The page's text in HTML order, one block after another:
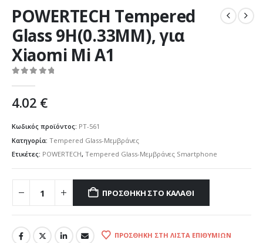
POWERTECH Tempered
Glass 9H(0.33MM), για
Xiaomi Mi A1
4.02 €
Κωδικός προϊόντος: PT-561
Κατηγορία: Tempered Glass-Μεμβράνες
Ετικέτες: POWERTECH, Tempered Glass-Μεμβράνες Smartphone
ΠΡΟΣΘΉΚΗ ΣΤΟ ΚΑΛΆΘΙ
ΠΡΟΣΘΉΚΗ ΣΤΗ ΛΊΣΤΑ ΕΠΙΘΥΜΙΏΝ